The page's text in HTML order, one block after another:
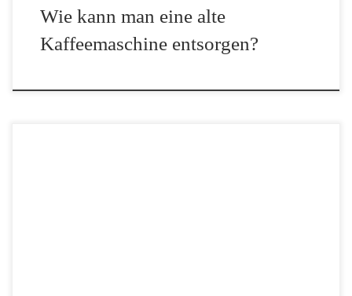
Wie kann man eine alte
Kaffeemaschine entsorgen?